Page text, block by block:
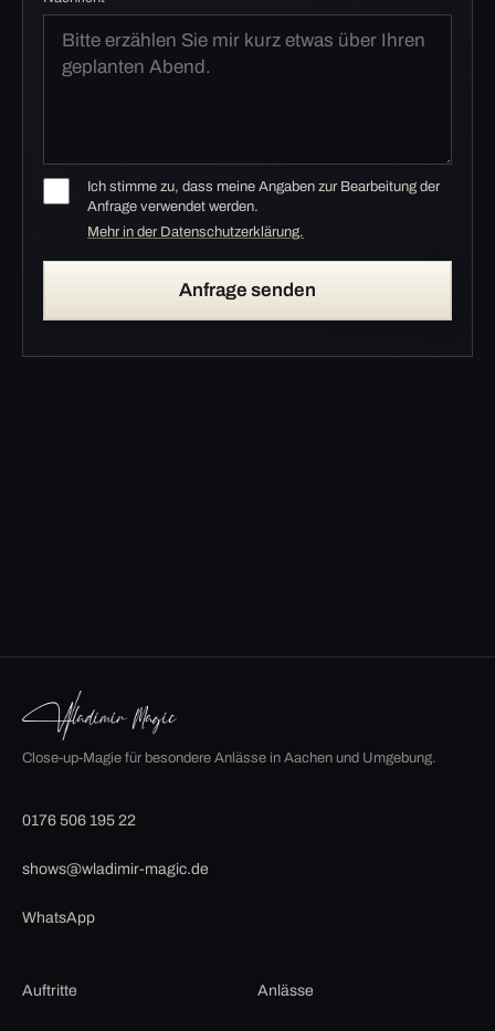
Ich stimme zu, dass meine Angaben zur Bearbeitung der
Anfrage verwendet werden.
Mehr in der Datenschutzerklärung.
Anfrage senden
Close-up-Magie für besondere Anlässe in Aachen und Umgebung.
0176 506 195 22
shows@wladimir-magic.de
WhatsApp
Auftritte Anlässe